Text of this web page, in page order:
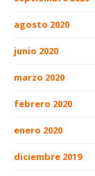
agosto 2020
junio 2020
marzo 2020
febrero 2020
enero 2020
diciembre 2019